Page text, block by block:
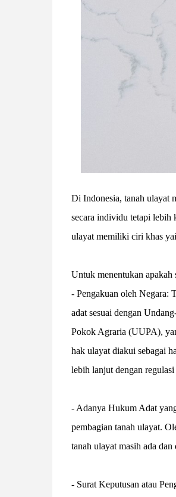
Di Indonesia, tanah ulayat
secara individu tetapi lebih
ulayat memiliki ciri khas
Untuk menentukan apakah
- Pengakuan oleh Negara:
adat sesuai dengan
Pokok Agraria (UUPA),
hak ulayat diakui sebagai
lebih lanjut dengan
- Adanya Hukum Adat
pembagian tanah ulayat.
tanah ulayat masih ada
- Surat Keputusan atau